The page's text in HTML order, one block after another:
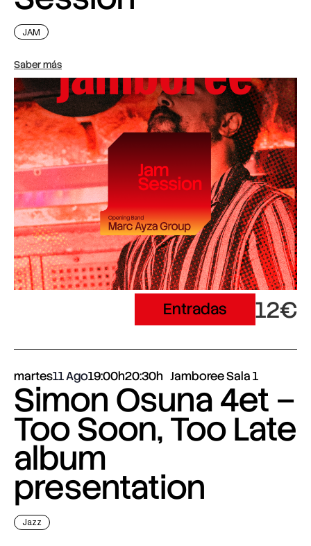
JAM
Saber más
Entradas 12€
martes11 Ago19:00h20:30h Jamboree Sala 1
Simon Osuna 4et –
Too Soon, Too Late
album
presentation
Jazz